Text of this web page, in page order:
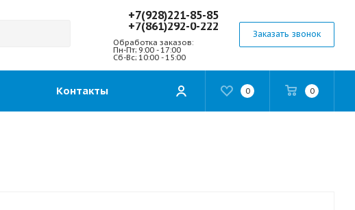
+7(928)221-85-85
+7(861)292-0-222
Обработка заказов:
Пн-Пт; 9:00 - 17:00
Сб-Вс; 10:00 - 15:00
Заказать звонок
0 0
Контакты